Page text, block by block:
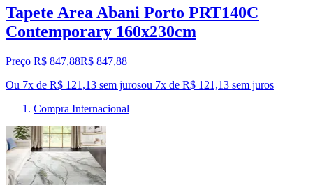
Tapete Area Abani Porto PRT140C
Contemporary 160x230cm
Preço R$ 847,88R$ 847,88
Ou 7x de R$ 121,13 sem jurosou 7x de R$ 121,13 sem juros
Compra Internacional